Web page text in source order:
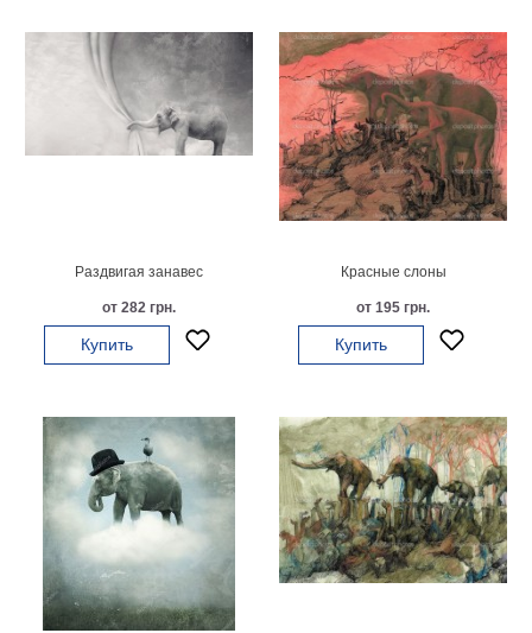
Раздвигая занавес
от 282 грн.
Купить
Красные слоны
от 195 грн.
Купить